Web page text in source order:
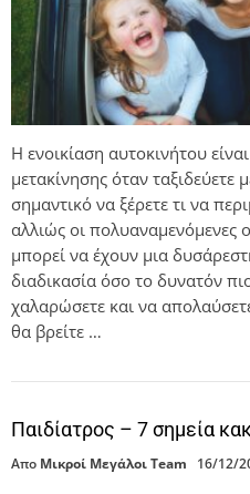
Η ενοικίαση αυτοκινήτου
μετακίνησης όταν ταξιδεύετε
σημαντικό να ξέρετε τι να
αλλιώς οι πολυαναμενόμενες
μπορεί να έχουν μια
διαδικασία όσο το δυνατόν
χαλαρώσετε και να
θα βρείτε …
Παιδίατρος – 7 σημεία
Απο Μικροί Μεγάλοι Team 16/12/